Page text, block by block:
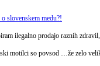
o slovenskem medu?!
ilegalno prodajo raznih
motilci so povsod …že zelo